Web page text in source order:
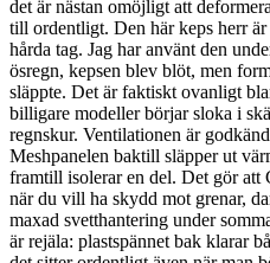
det är nästan omöjligt att
till ordentligt. Den här keps herr
hårda tag. Jag har använt den
ösregn, kepsen blev blöt, men
släppte. Det är faktiskt ovanligt
billigare modeller börjar sloka i
regnskur. Ventilationen är
Meshpanelen baktill släpper ut
framtill isolerar en del. Det gör att
när du vill ha skydd mot grenar,
maxad svetthantering under
är rejäla: plastspännet bak klarar